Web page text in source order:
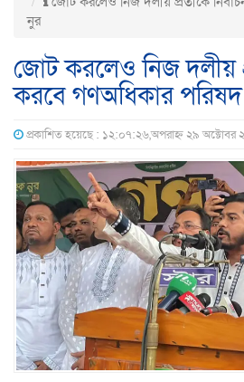
নুর
জোট করলেও নিজ দলীয়
করবে গণঅধিকার
প্রকাশিত হয়েছে : ১২:০৭:২৬,অপরাহ্ন ২৯ অক্টোবর